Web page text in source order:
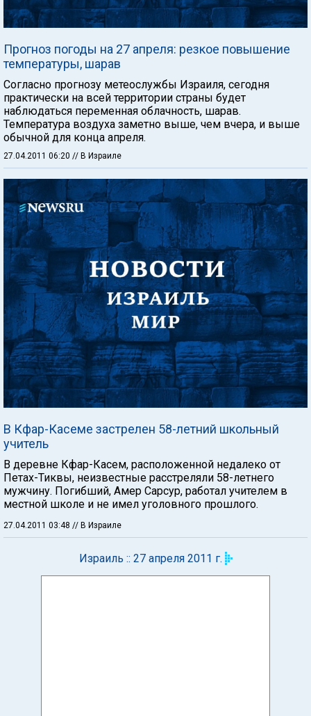
Прогноз погоды на 27 апреля: резкое повышение
температуры, шарав
Согласно прогнозу метеослужбы Израиля, сегодня
практически на всей территории страны будет
наблюдаться переменная облачность, шарав.
Температура воздуха заметно выше, чем вчера, и выше
обычной для конца апреля.
27.04.2011 06:20 // В Израиле
В Кфар-Касеме застрелен 58-летний школьный
учитель
В деревне Кфар-Касем, расположенной недалеко от
Петах-Тиквы, неизвестные расстреляли 58-летнего
мужчину. Погибший, Амер Сарсур, работал учителем в
местной школе и не имел уголовного прошлого.
27.04.2011 03:48 // В Израиле
Израиль :: 27 апреля 2011 г.